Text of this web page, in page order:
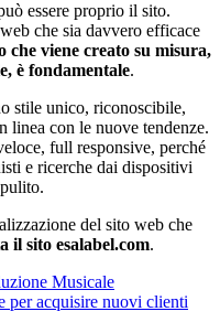
essere proprio il sito.
che sia davvero efficace
che viene creato su misura,
è fondamentale.
stile unico, riconoscibile,
linea con le nuove tendenze.
full responsive, perché
e ricerche dai dispositivi
del sito web che
il sito esalabel.com.
Musicale
per acquisire nuovi clienti